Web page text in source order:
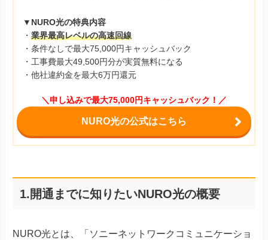
▼NURO光の特典内容
・ 業界最高レベルの高速回線
・条件なしで最大75,000円キャッシュバック
・工事費最大49,500円分が実質無料になる
・他社違約金を最大6万円還元
＼申し込みで最大75,000円キャッシュバック！／
NURO光の公式はこちら
1.開通までに知りたいNURO光の概要
NURO光とは、「ソニーネットワークコミュニケーショ